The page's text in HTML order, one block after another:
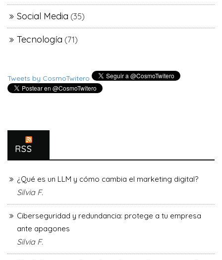
Social Media (35)
Tecnología (71)
Tweets by CosmoTwitero
RSS
¿Qué es un LLM y cómo cambia el marketing digital?
Silvia F.
Ciberseguridad y redundancia: protege a tu empresa
ante apagones
Silvia F.